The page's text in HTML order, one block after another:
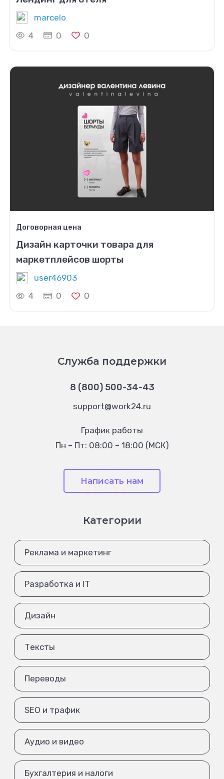
marcelo
4
0 0
Договорная цена
Дизайн карточки товара для
маркетплейсов шорты
user46903
4
0 0
Служба поддержки
8 (800) 500-34-43
support@work24.ru
График работы
Пн – Пт: 08:00 – 18:00 (МСК)
Написать нам
Категории
Реклама и маркетинг
Разработка и IT
Дизайн
Тексты
Переводы
SEO и трафик
Аудио и видео
Бухгалтерия и налоги